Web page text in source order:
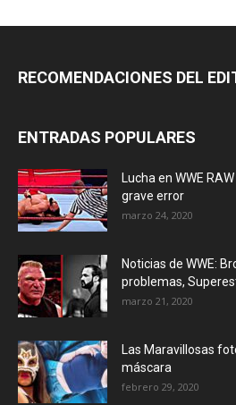
RECOMENDACIONES DEL
ENTRADAS POPULARES
Lucha en WWE
grave error
marzo 24, 2020
Noticias de WWE:
problemas,
marzo 21, 2020
Las Maravillosas
máscara
febrero 29, 2020